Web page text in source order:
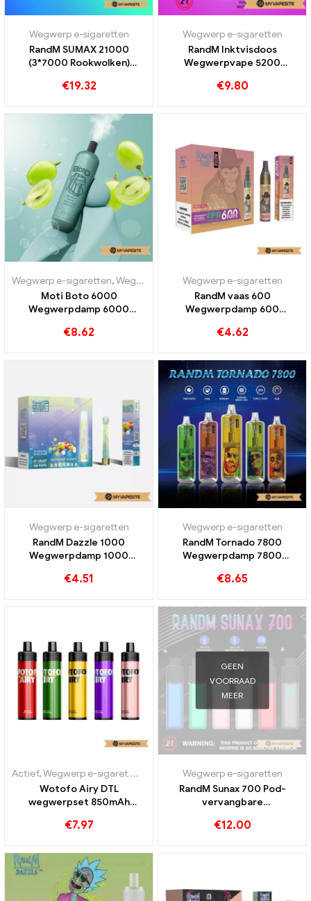
Wegwerp e-sigaretten
RandM SUMAX 21000
(3*7000 Rookwolken)
wegwerpvape met
€19.32
Wegwerp e-sigaretten
RandM Inktvisdoos
Wegwerpvape 5200
€9.80
Wegwerp e-sigaretten,Wegwerp e-sigaretten Portugal ,Wegwerp
Moti Boto 6000
Wegwerpdamp 6000
€8.62
Wegwerp e-sigaretten
RandM vaas 600
Wegwerpdamp 600
€4.62
Wegwerp e-sigaretten
RandM Dazzle 1000
Wegwerpdamp 1000
€4.51
Wegwerp e-sigaretten
RandM Tornado 7800
Wegwerpdamp 7800
€8.65
Actief,Wegwerp e-sigaret met nicotine ,Wegwerp e-sigaretten
Wotofo Airy DTL
wegwerpset 850mAh
groothandel丨Op maat
€7.97
GEEN
VOORRAAD
MEER
Wegwerp e-sigaretten
RandM Sunax 700 Pod-
vervangbare
€12.00